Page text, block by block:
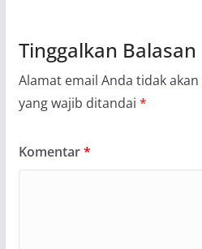
Tinggalkan Balasan
Alamat email Anda tidak
yang wajib ditandai *
Komentar*